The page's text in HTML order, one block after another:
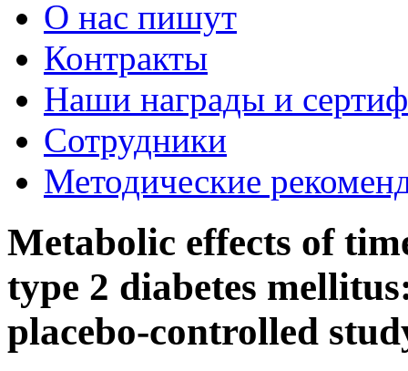
О нас пишут
Контракты
Наши награды и
Сотрудники
Методические
Metabolic effects of
type 2 diabetes
placebo-controlled